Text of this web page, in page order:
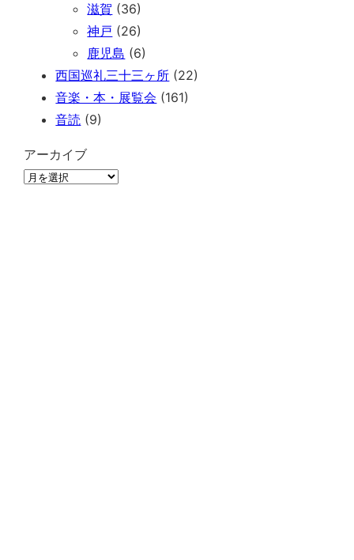
滋賀 (36)
神戸 (26)
鹿児島 (6)
西国巡礼三十三ヶ所 (22)
音楽・本・展覧会 (161)
音読 (9)
アーカイブ